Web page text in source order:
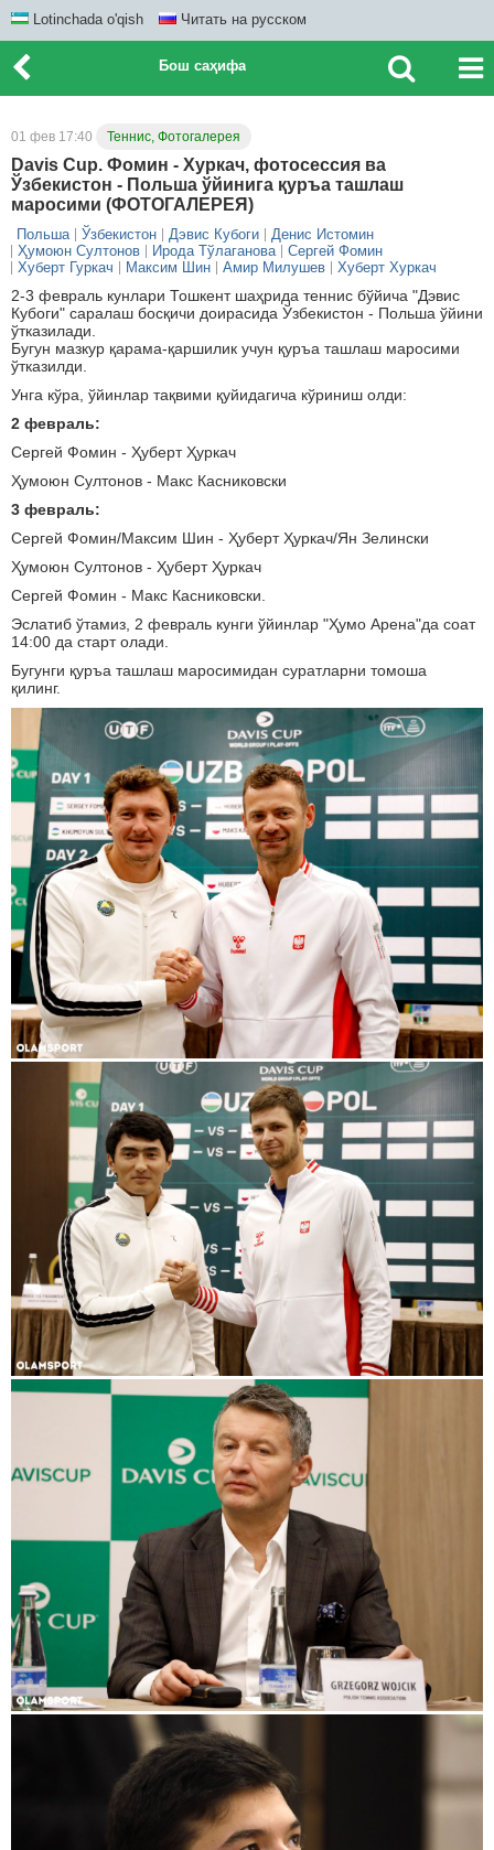
Lotinchada o'qish Читать на русском
Бош саҳифа
01 фев 17:40 Теннис, Фотогалерея
Davis Cup. Фомин - Хуркач, фотосессия ва
Ўзбекистон - Польша ўйинига қуръа ташлаш
маросими (ФОТОГАЛЕРЕЯ)
Польша Ўзбекистон Дэвис Кубоги
Денис Истомин
Ҳумоюн Султонов
Ирода Тўлаганова
Сергей Фомин
Хуберт Гуркач
Максим Шин Амир Милушев Хуберт Хуркач
2-3 февраль кунлари Тошкент шаҳрида теннис бўйича "Дэвис
Кубоги" саралаш босқичи доирасида Ўзбекистон - Польша ўйини
ўтказилади.
Бугун мазкур қарама-қаршилик учун қуръа ташлаш маросими
ўтказилди.
Унга кўра, ўйинлар тақвими қуйидагича кўриниш олди:
2 февраль:
Сергей Фомин - Ҳуберт Ҳуркач
Ҳумоюн Султонов - Макс Касниковски
3 февраль:
Сергей Фомин/Максим Шин - Ҳуберт Ҳуркач/Ян Зелински
Ҳумоюн Султонов - Ҳуберт Ҳуркач
Сергей Фомин - Макс Касниковски.
Эслатиб ўтамиз, 2 февраль кунги ўйинлар "Ҳумо Арена"да соат
14:00 да старт олади.
Бугунги қуръа ташлаш маросимидан суратларни томоша
қилинг.